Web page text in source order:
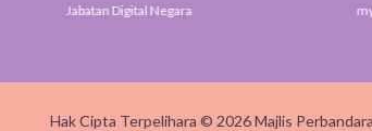
Jabatan Digital Negara
Hak Cipta Terpelihara © 2026 Majlis